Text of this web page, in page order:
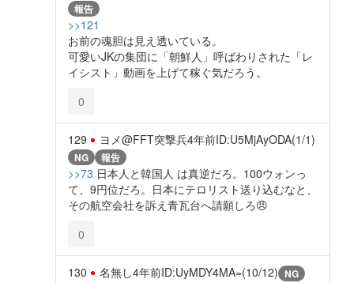
報告
>>121
お前の魂胆は見え透いている。
可愛いJKの集団に「朝鮮人」呼ばわりされた「レ
イシスト」動画を上げて稼ぐ気だろう。
0
129 ヨメ@FFT突撃兵4年前ID:U5MjAyODA(1/1)
NG 報告
>>73 日本人と韓国人 は真逆だろ。100ウォンっ
て、9円位だろ。日本にテロリスト送り込むなと、
その航空会社を訴え青瓦台へ請願しろ😠
0
130 名無し4年前ID:UyMDY4MA=(10/12) NG